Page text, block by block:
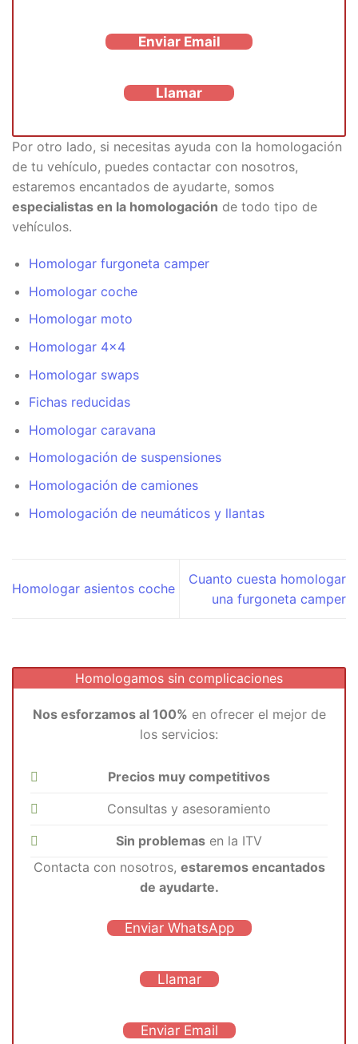
Enviar Email
Llamar
Por otro lado, si necesitas ayuda con la homologación
de tu vehículo, puedes contactar con nosotros,
estaremos encantados de ayudarte, somos
especialistas en la homologación de todo tipo de
vehículos.
Homologar furgoneta camper
Homologar coche
Homologar moto
Homologar 4×4
Homologar swaps
Fichas reducidas
Homologar caravana
Homologación de suspensiones
Homologación de camiones
Homologación de neumáticos y llantas
Homologar asientos coche
Cuanto cuesta homologar
una furgoneta camper
Homologamos sin complicaciones
Nos esforzamos al 100% en ofrecer el mejor de
los servicios:
Precios muy competitivos
Consultas y asesoramiento
Sin problemas en la ITV
Contacta con nosotros, estaremos encantados
de ayudarte.
Enviar WhatsApp
Llamar
Enviar Email